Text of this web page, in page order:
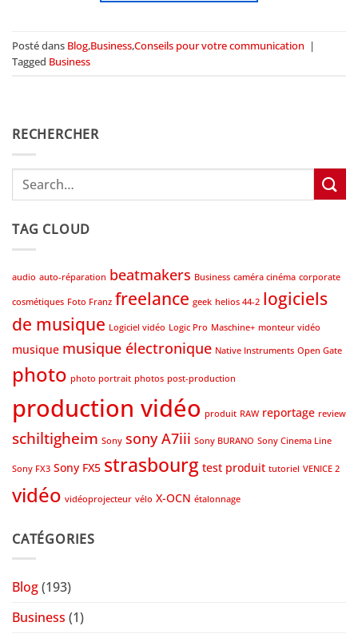
Posté dans Blog,Business,Conseils pour votre communication |
Tagged Business
RECHERCHER
TAG CLOUD
audio auto-réparation beatmakers Business caméra cinéma corporate
cosmétiques Foto Franz freelance geek helios 44-2 logiciels
de musique Logiciel vidéo Logic Pro Maschine+ monteur vidéo
musique musique électronique Native Instruments Open Gate
photo photo portrait photos post-production
production vidéo produit RAW reportage review
schiltigheim Sony sony A7iii Sony BURANO Sony Cinema Line
Sony FX3 Sony FX5 strasbourg test produit tutoriel VENICE 2
vidéo vidéoprojecteur vélo X-OCN étalonnage
CATÉGORIES
Blog(193)
Business (1)